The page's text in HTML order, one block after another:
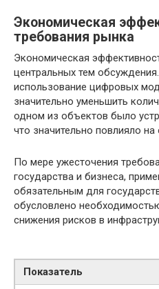
Экономическая
требования рынка
Экономическая
центральных тем
использование цифровых
значительно уменьшить
одном из объектов было
что значительно повлияло
По мере ужесточения
государства и бизнеса,
обязательным для
обусловлено
снижения рисков в
Показатель